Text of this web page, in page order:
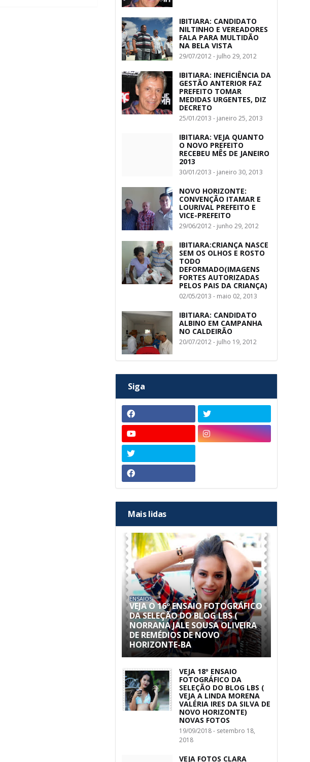
IBITIARA: CANDIDATO
NILTINHO E VEREADORES
FALA PARA MULTIDÃO
NA BELA VISTA
29/07/2012 - julho 29, 2012
IBITIARA: INEFICIÊNCIA DA
GESTÃO ANTERIOR FAZ
PREFEITO TOMAR
MEDIDAS URGENTES, DIZ
DECRETO
25/01/2013 - janeiro 25, 2013
IBITIARA: VEJA QUANTO
O NOVO PREFEITO
RECEBEU MÊS DE JANEIRO
2013
30/01/2013 - janeiro 30, 2013
NOVO HORIZONTE:
CONVENÇÃO ITAMAR E
LOURIVAL PREFEITO E
VICE-PREFEITO
29/06/2012 - junho 29, 2012
IBITIARA:CRIANÇA NASCE
SEM OS OLHOS E ROSTO
TODO
DEFORMADO(IMAGENS
FORTES AUTORIZADAS
PELOS PAIS DA CRIANÇA)
02/05/2013 - maio 02, 2013
IBITIARA: CANDIDATO
ALBINO EM CAMPANHA
NO CALDEIRÃO
20/07/2012 - julho 19, 2012
Siga
Mais lidas
ENSAIOS
VEJA O 16º ENSAIO FOTOGRÁFICO
DA SELEÇÃO DO BLOG LBS (
NORRANA JALE SOUSA OLIVEIRA
DE REMÉDIOS DE NOVO
HORIZONTE-BA
VEJA 18º ENSAIO
FOTOGRÁFICO DA
SELEÇÃO DO BLOG LBS (
VEJA A LINDA MORENA
VALÉRIA IRES DA SILVA DE
NOVO HORIZONTE)
NOVAS FOTOS
19/09/2018 - setembro 18,
2018
VEJA FOTOS CLARA